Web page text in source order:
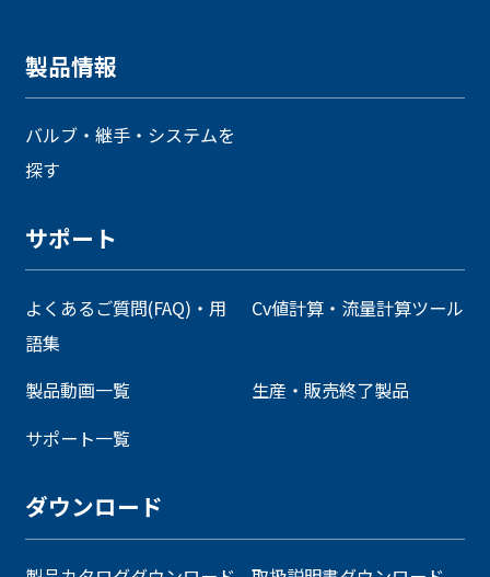
製品情報
バルブ・継手・システムを
探す
サポート
よくあるご質問(FAQ)・用
語集
Cv値計算・流量計算ツール
製品動画一覧
生産・販売終了製品
サポート一覧
ダウンロード